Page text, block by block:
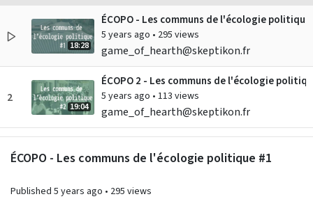
18:28
ÉCOPO - Les communs de l'écologie
5 years ago • 295 views
game_of_hearth@skeptikon.fr
2
19:04
ÉCOPO 2 - Les communs de l'écologie
5 years ago • 113 views
game_of_hearth@skeptikon.fr
3 8 years ago•2K views
ÉCOPO - Les communs de l'écologie politique #1
Published 5 years ago • 295 views